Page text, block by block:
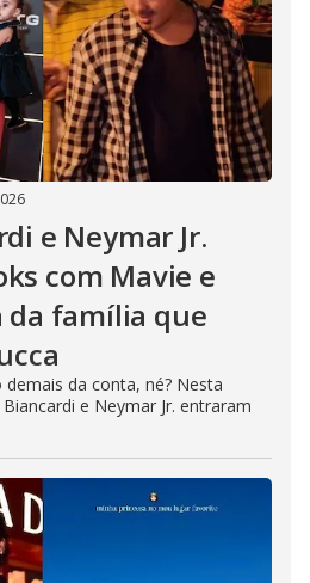
e Neymar Jr.
com Mavie e
da família que
da conta, né? Nesta
e Neymar Jr. entraram